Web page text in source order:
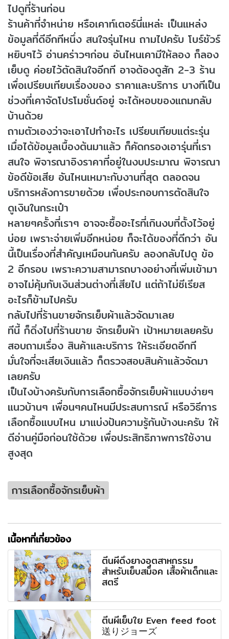
ไปดูที่ร้านก่อน
ร้านค้าที่จำหน่าย หรือเคาท์เตอร์นี่แหล่ะ เป็นแหล่ง
ข้อมูลที่ดีอีกทีหนึ่ง สนใจรุ่นไหน ถามไปครับ โบร์ชัวร์
หยิบๆไว้ อ่านคร่าวๆก่อน อันไหนเคามีให้ลอง ก็ลอง
เย็บดู ค่อยไว้ตัดสินใจอีกที อาจต้องดูสัก 2-3 ร้าน
เพื่อเปรียบเทียบเรื่องของ ราคาและบริการ บางทีเป็น
ช่วงที่เคาจัดโปรโมชั่นด์อยู่ จะได้หอบของแถมกลับ
บ้านด้วย
ถามตัวเองว่าจะเอาไปทำอะไร เปรียบเทียบแต่ระรุ่น
เมื่อได้ข้อมูลเบื้องต้นมาแล้ว ก็คัดกรองเอารุ่นที่เรา
สนใจ พิจารณาอิงราคาที่อยู่ในงบประมาณ พิจารณา
ข้อดีข้อเสีย อันไหนเหมาะกับงานที่สุด ตลอดจน
บริการหลังการขายด้วย เพื่อประกอบการตัดสินใจ
ดูเงินในกระเป๋า
หลายๆครั้งที่เราๆ อาจจะซื้ออะไรที่เกินงบที่ตั้งไว้อยู่
บ่อย เพราะจ่ายเพิ่มอีกหน่อย ก็จะได้ของที่ดีกว่า อัน
นี้เป็นเรื่องที่สำคัญเหมือนกันครับ ลองกลับไปดู ข้อ
2 อีกรอบ เพราะความสามารถบางอย่างที่เพิ่มเข้ามา
อาจไม่คุ้มกับเงินส่วนต่างที่เสียไป แต่ถ้าไม่ซีเรียส
อะไรก็ข้ามไปครับ
กลับไปที่ร้านขายจักรเย็บผ้าแล้วจัดมาเลย
ทีนี้ ก็ดิ่งไปที่ร้านขาย จักรเย็บผ้า เป้าหมายเลยครับ
สอบถามเรื่อง สินค้าและบริการ ให้ระเอียดอีกที
มั่นใจที่จะเสียเงินแล้ว ก็ตรวจสอบสินค้าแล้วจัดมา
เลยครับ
เป็นไงบ้างครับกับการเลือกซื้อจักรเย็บผ้าแบบง่ายๆ
แนวบ้านๆ เพื่อนๆคนไหนมีประสบการณ์ หรือวิธีการ
เลือกซื้อแบบไหน มาแบ่งปันความรู้กันบ้างนะครับ ให้
ดีอ่านคู่มือก่อนใช้ด้วย เพื่อประสิทธิภาพการใช้งาน
สูงสุด
การเลือกซื้อจักรเย็บผ้า
เนื้อหาที่เกี่ยวข้อง
ตีนผีดึงยางอุตสาหกรรม
สำหรับเย็บสม็อค เสื้อผ้าเด็กและ
สตรี
ตีนผีเย็บใย Even feed foot
送りジョーズ